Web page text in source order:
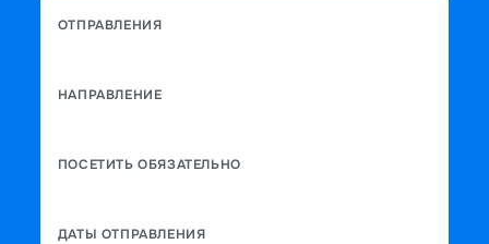
ОТПРАВЛЕНИЯ
НАПРАВЛЕНИЕ
ПОСЕТИТЬ ОБЯЗАТЕЛЬНО
ДАТЫ ОТПРАВЛЕНИЯ